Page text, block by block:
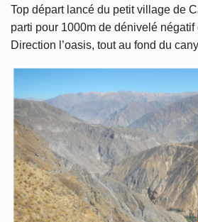
Top départ lancé du petit village de
parti pour 1000m de dénivelé négatif
Direction l’oasis, tout au fond du